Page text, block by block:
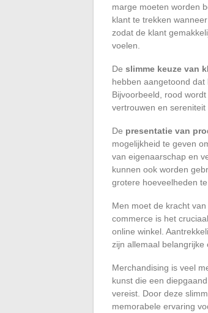
marge moeten worden
klant te trekken
zodat de klant
voelen.
De slimme keuze van
hebben aangetoond
Bijvoorbeeld, rood
vertrouwen en sereniteit
De presentatie van
mogelijkheid te geven
van eigenaarschap en
kunnen ook worden
grotere hoeveelheden
Men moet de kracht van
commerce is het
online winkel.
zijn allemaal
Merchandising is veel
kunst die een
vereist. Door deze
memorabele ervaring